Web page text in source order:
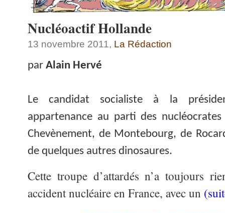
Nucléoactif Hollande
13 novembre 2011, La Rédaction
par Alain Hervé
Le candidat socialiste à la
appartenance au parti des
Chevènement, de Montebourg, de
de quelques autres dinosaures.
Cette troupe d’attardés n’a toujours
accident nucléaire en France, avec un